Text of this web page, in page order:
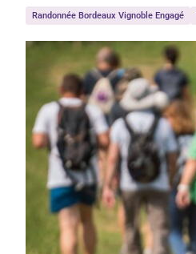
Randonnée Bordeaux Vignoble Engagé